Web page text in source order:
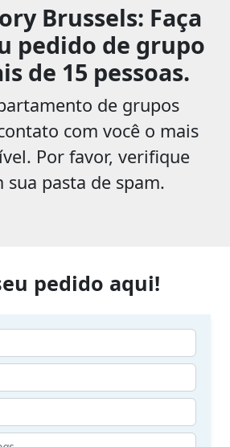
Brussels: Faça
pedido de grupo
de 15 pessoas.
de grupos
com você o mais
Por favor, verifique
sua pasta de spam.
pedido aqui!